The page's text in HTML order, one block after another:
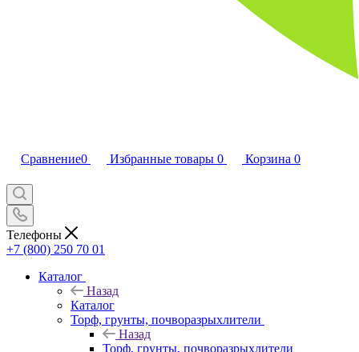
Сравнение0 Избранные товары 0 Корзина 0
Телефоны
+7 (800) 250 70 01
Каталог
Назад
Каталог
Торф, грунты, почворазрыхлители
Назад
Торф, грунты, почворазрыхлители